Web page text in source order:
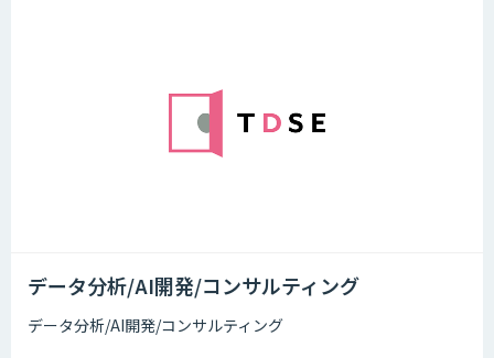
データ分析/AI開発/コンサルティング
データ分析/AI開発/コンサルティング